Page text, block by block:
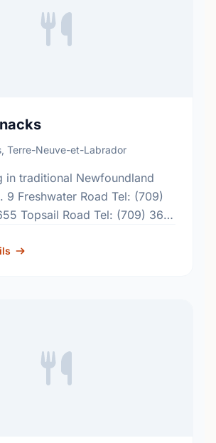
Terre-Neuve-et-Labrador
in traditional Newfoundland
9 Freshwater Road Tel: (709)
Topsail Road Tel: (709) 368-
Road Tel: (709) …